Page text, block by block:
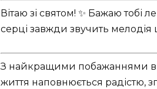
Вітаю зі святом! ✨ Бажаю тобі
серці завжди звучить мелодія
З найкращими побажаннями в
життя наповнюється радістю,